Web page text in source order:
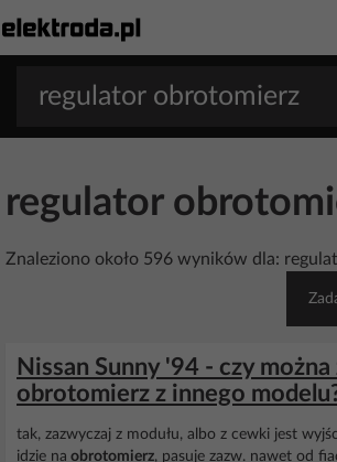
regulator
Znaleziono około 596 wyników dla:
Nissan Sunny '94 - czy
obrotomierz z innego
tak, zazwyczaj z modułu, albo z cewki jest
idzie na obrotomierz, pasuje zazw. nawet od